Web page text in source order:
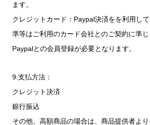
ます。
クレジットカード：Paypal決済をを利用し
準等はご利用のカード会社とのご契約に準
Paypalとの会員登録が必要となります。
9.支払方法：
クレジット決済
銀行振込
その他、高額商品の場合は、商品提供者よ